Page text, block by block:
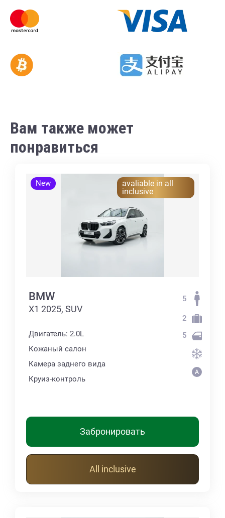
Вам также может
понравиться
New
avaliable in all
inclusive
BMW
X1 2025, SUV
Двигатель: 2.0L
Кожаный салон
Камера заднего вида
Круиз-контроль
5
2
5
Забронировать
All inclusive